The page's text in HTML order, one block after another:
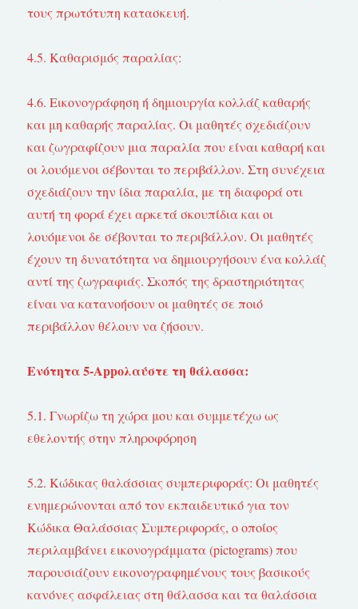
τους πρωτότυπη κατασκευή.
4.5. Καθαρισμός παραλίας:
4.6. Εικονογράφηση ή δημιουργία κολλάζ καθαρής
και μη καθαρής παραλίας. Οι μαθητές σχεδιάζουν
και ζωγραφίζουν μια παραλία που είναι καθαρή και
οι λουόμενοι σέβονται το περιβάλλον. Στη συνέχεια
σχεδιάζουν την ίδια παραλία, με τη διαφορά οτι
αυτή τη φορά έχει αρκετά σκουπίδια και οι
λουόμενοι δε σέβονται το περιβάλλον. Οι μαθητές
έχουν τη δυνατότητα να δημιουργήσουν ένα κολλάζ
αντί της ζωγραφιάς. Σκοπός της δραστηριότητας
είναι να κατανοήσουν οι μαθητές σε ποιό
περιβάλλον θέλουν να ζήσουν.
Ενότητα 5-Appoλαύστε τη θάλασσα:
5.1. Γνωρίζω τη χώρα μου και συμμετέχω ως
εθελοντής στην πληροφόρηση
5.2. Κώδικας θαλάσσιας συμπεριφοράς: Οι μαθητές
ενημερώνονται από τον εκπαιδευτικό για τον
Κώδικα Θαλάσσιας Συμπεριφοράς, ο οποίος
περιλαμβάνει εικονογράμματα (pictograms) που
παρουσιάζουν εικονογραφημένους τους βασικούς
κανόνες ασφάλειας στη θάλασσα και τα θαλάσσια